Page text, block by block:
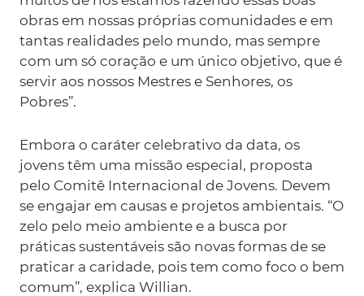
obras em nossas próprias comunidades e em
tantas realidades pelo mundo, mas sempre
com um só coração e um único objetivo, que é
servir aos nossos Mestres e Senhores, os
Pobres”.
Embora o caráter celebrativo da data, os
jovens têm uma missão especial, proposta
pelo Comitê Internacional de Jovens. Devem
se engajar em causas e projetos ambientais. “O
zelo pelo meio ambiente e a busca por
práticas sustentáveis são novas formas de se
praticar a caridade, pois tem como foco o bem
comum”, explica Willian.